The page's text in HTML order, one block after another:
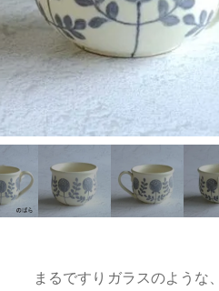
まるですりガラスのような